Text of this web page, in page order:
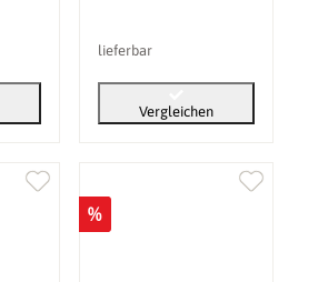
lieferbar
Vergleichen
%